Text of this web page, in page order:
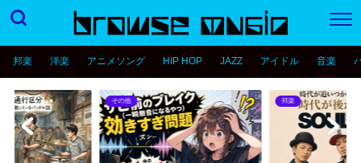
邦楽 洋楽 アニメソング HIP HOP JAZZ アイドル 音楽
その他 邦楽